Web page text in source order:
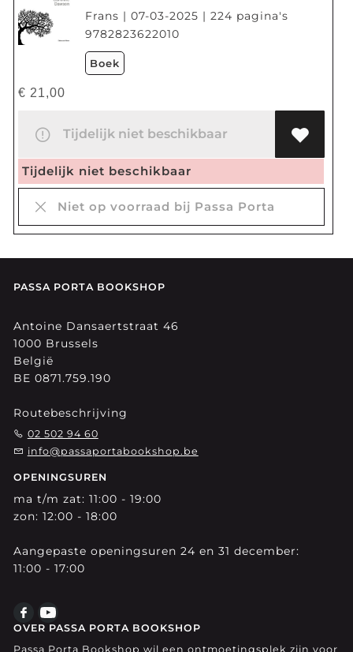
Frans | 07-03-2025 | 224 pagina's
9782823622010
Boek
€ 21,00
Tijdelijk niet beschikbaar
Tijdelijk niet beschikbaar
Niet op voorraad bij Passa Porta
PASSA PORTA BOOKSHOP
Antoine Dansaertstraat 46
1000 Brussels
België
BE 0871.759.190
Routebeschrijving
02 502 94 60
info@passaportabookshop.be
OPENINGSUREN
ma t/m zat: 11:00 - 19:00
zon: 12:00 - 18:00
Aangepaste openingsuren 24 en 31 december:
11:00 - 17:00
OVER PASSA PORTA BOOKSHOP
Passa Porta Bookshop wil een ontmoetingsplek zijn voor